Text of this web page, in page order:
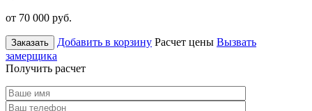
от 70 000 руб.
Заказать Добавить в корзину Расчет цены Вызвать
замерщика
Получить расчет